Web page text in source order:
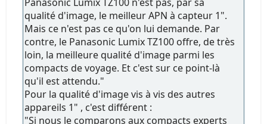
qualité d'image, le meilleur APN à capteur 1".
Mais ce n'est pas ce qu'on lui demande. Par
contre, le Panasonic Lumix TZ100 offre, de très
loin, la meilleure qualité d'image parmi les
compacts de voyage. Et c'est sur ce point-là
qu'il est attendu."
Pour la qualité d'image vis à vis des autres
appareils 1" , c'est différent :
"Si nous le comparons aux compacts experts